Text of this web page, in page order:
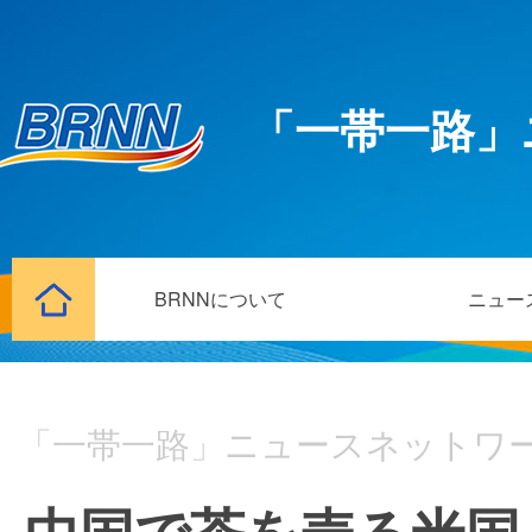
「一帯一路
BRNNについて ニュー
「一帯一路」ニュースネットワ